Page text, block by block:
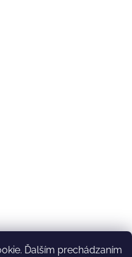
Ďalším prechádzaním